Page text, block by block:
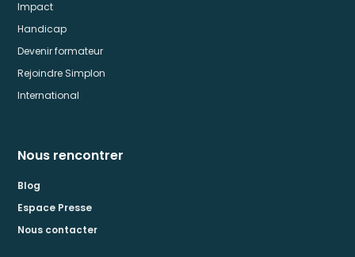
Impact
Handicap
Devenir formateur
Rejoindre Simplon
International
Nous rencontrer
Blog
Espace Presse
Nous contacter